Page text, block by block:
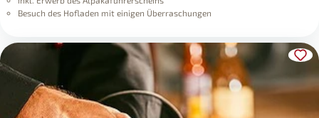
Besuch des Hofladen mit einigen Überraschungen